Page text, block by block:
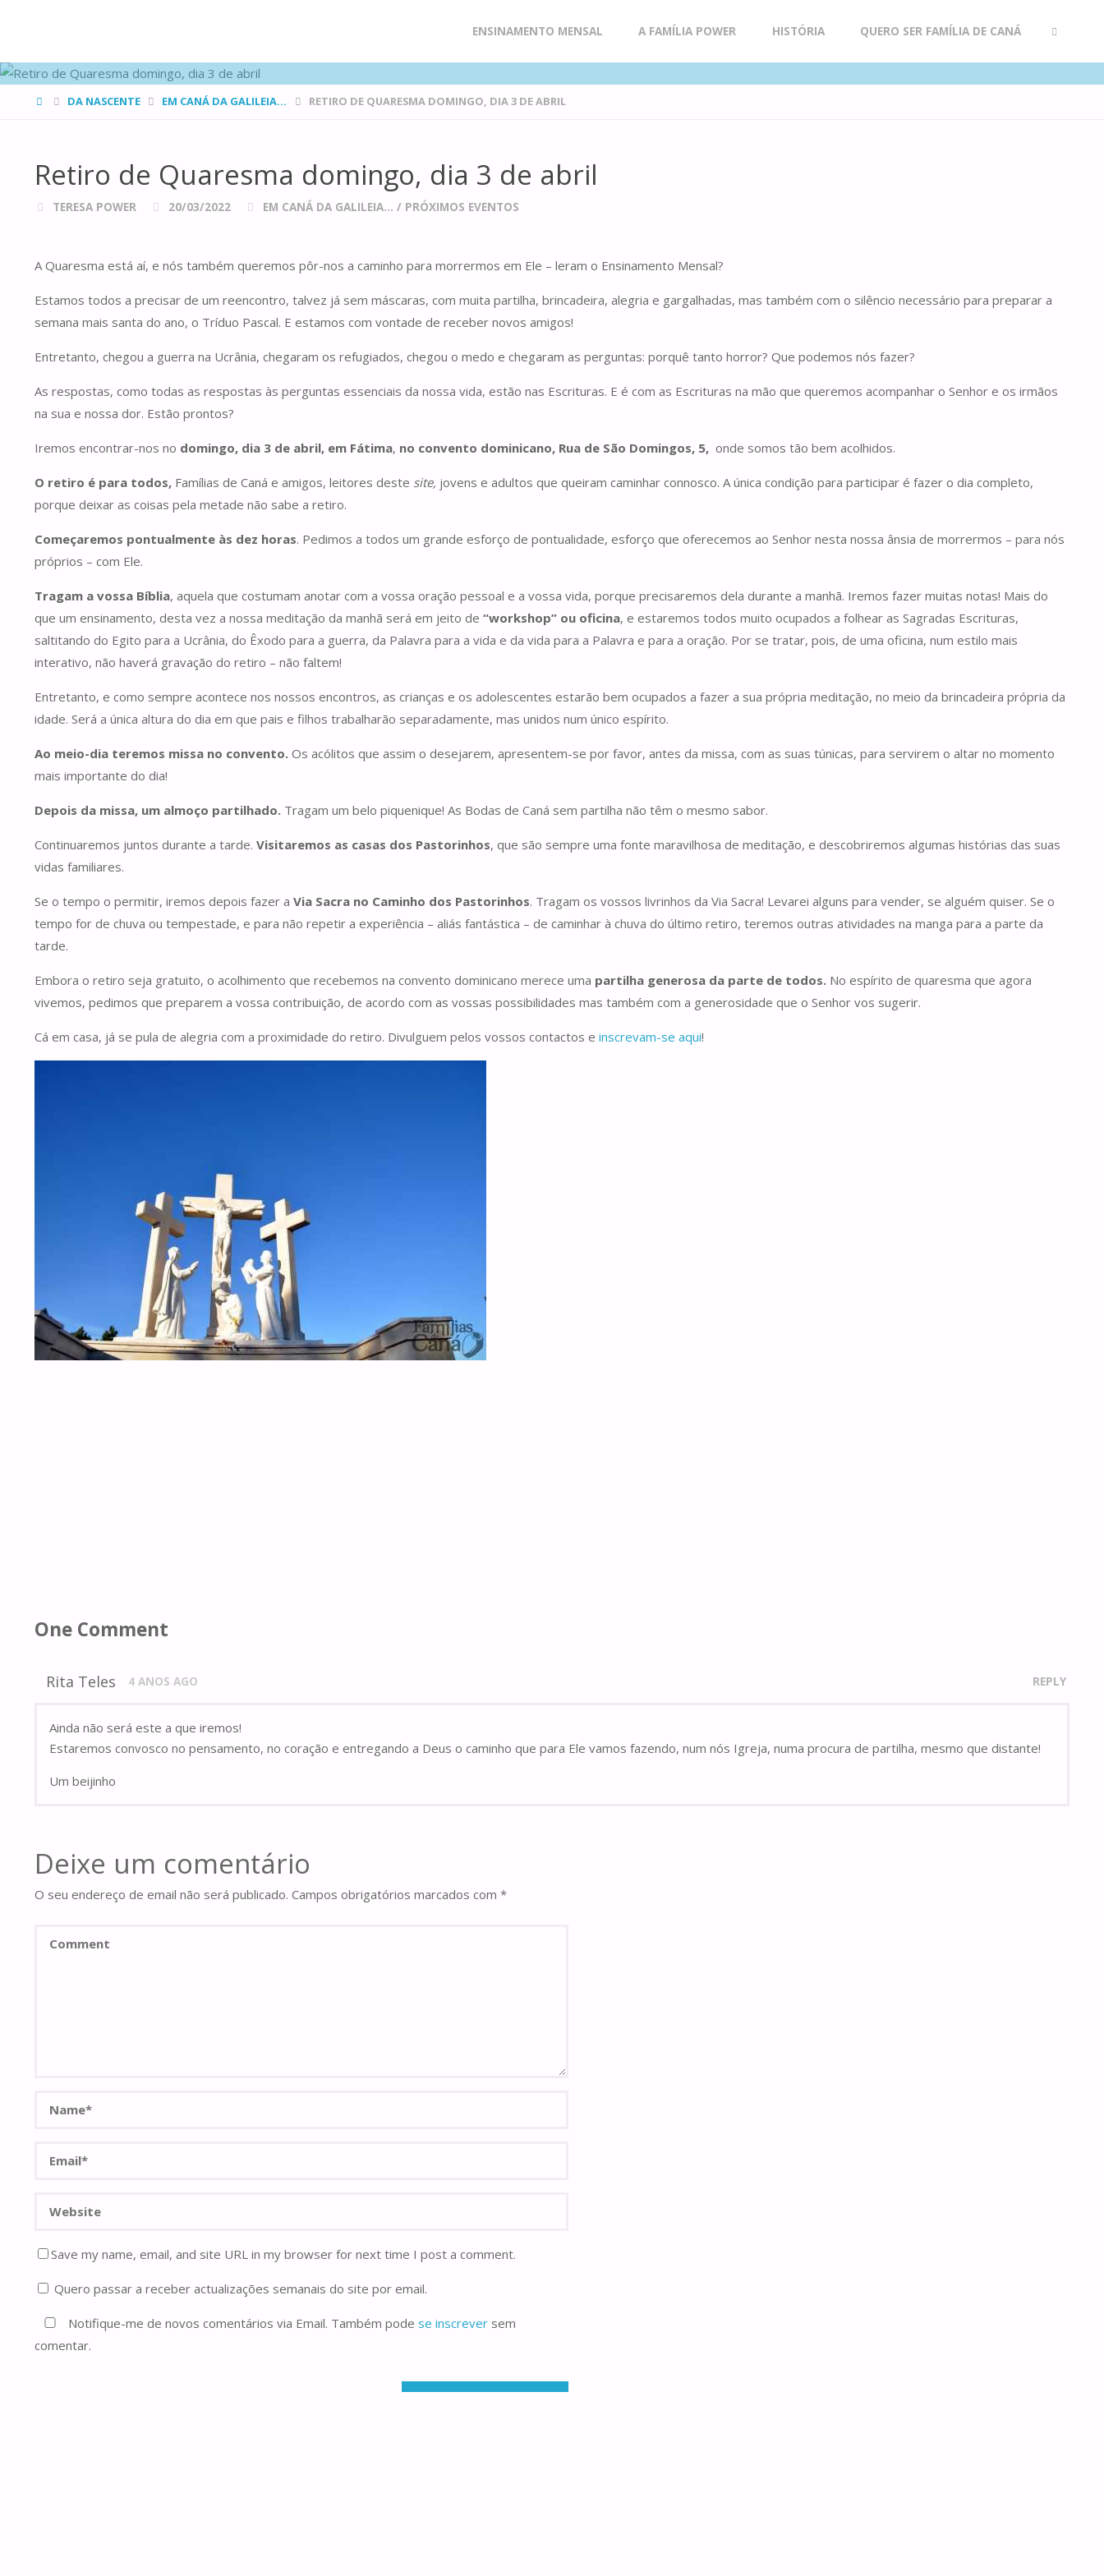
to
content
ENSINAMENTO MENSAL A FAMÍLIA POWER HISTÓRIA QUERO SER FAMÍLIA DE CANÁ
HOMEDA NASCENTE EM CANÁ DA GALILEIA... RETIRO DE QUARESMA DOMINGO, DIA 3 DE ABRIL
Retiro de Quaresma domingo, dia 3 de abril
TERESA POWER 20/03/2022 EM CANÁ DA GALILEIA... / PRÓXIMOS EVENTOS
A Quaresma está aí, e nós também queremos pôr-nos a caminho para morrermos em Ele – leram o Ensinamento Mensal?
Estamos todos a precisar de um reencontro, talvez já sem máscaras, com muita partilha, brincadeira, alegria e gargalhadas, mas também com o silêncio necessário para preparar a
semana mais santa do ano, o Tríduo Pascal. E estamos com vontade de receber novos amigos!
Entretanto, chegou a guerra na Ucrânia, chegaram os refugiados, chegou o medo e chegaram as perguntas: porquê tanto horror? Que podemos nós fazer?
As respostas, como todas as respostas às perguntas essenciais da nossa vida, estão nas Escrituras. E é com as Escrituras na mão que queremos acompanhar o Senhor e os irmãos
na sua e nossa dor. Estão prontos?
Iremos encontrar-nos no domingo, dia 3 de abril, em Fátima, no convento dominicano, Rua de São Domingos, 5, onde somos tão bem acolhidos.
O retiro é para todos, Famílias de Caná e amigos, leitores deste site, jovens e adultos que queiram caminhar connosco. A única condição para participar é fazer o dia completo,
porque deixar as coisas pela metade não sabe a retiro.
Começaremos pontualmente às dez horas. Pedimos a todos um grande esforço de pontualidade, esforço que oferecemos ao Senhor nesta nossa ânsia de morrermos – para nós
próprios – com Ele.
Tragam a vossa Bíblia, aquela que costumam anotar com a vossa oração pessoal e a vossa vida, porque precisaremos dela durante a manhã. Iremos fazer muitas notas! Mais do
que um ensinamento, desta vez a nossa meditação da manhã será em jeito de “workshop” ou oficina, e estaremos todos muito ocupados a folhear as Sagradas Escrituras,
saltitando do Egito para a Ucrânia, do Êxodo para a guerra, da Palavra para a vida e da vida para a Palavra e para a oração. Por se tratar, pois, de uma oficina, num estilo mais
interativo, não haverá gravação do retiro – não faltem!
Entretanto, e como sempre acontece nos nossos encontros, as crianças e os adolescentes estarão bem ocupados a fazer a sua própria meditação, no meio da brincadeira própria da
idade. Será a única altura do dia em que pais e filhos trabalharão separadamente, mas unidos num único espírito.
Ao meio-dia teremos missa no convento. Os acólitos que assim o desejarem, apresentem-se por favor, antes da missa, com as suas túnicas, para servirem o altar no momento
mais importante do dia!
Depois da missa, um almoço partilhado. Tragam um belo piquenique! As Bodas de Caná sem partilha não têm o mesmo sabor.
Continuaremos juntos durante a tarde. Visitaremos as casas dos Pastorinhos, que são sempre uma fonte maravilhosa de meditação, e descobriremos algumas histórias das suas
vidas familiares.
Se o tempo o permitir, iremos depois fazer a Via Sacra no Caminho dos Pastorinhos. Tragam os vossos livrinhos da Via Sacra! Levarei alguns para vender, se alguém quiser. Se o
tempo for de chuva ou tempestade, e para não repetir a experiência – aliás fantástica – de caminhar à chuva do último retiro, teremos outras atividades na manga para a parte da
tarde.
Embora o retiro seja gratuito, o acolhimento que recebemos na convento dominicano merece uma partilha generosa da parte de todos. No espírito de quaresma que agora
vivemos, pedimos que preparem a vossa contribuição, de acordo com as vossas possibilidades mas também com a generosidade que o Senhor vos sugerir.
Cá em casa, já se pula de alegria com a proximidade do retiro. Divulguem pelos vossos contactos e inscrevam-se aqui!
One Comment
Rita Teles 4 ANOS AGO REPLY
Ainda não será este a que iremos!
Estaremos convosco no pensamento, no coração e entregando a Deus o caminho que para Ele vamos fazendo, num nós Igreja, numa procura de partilha, mesmo que distante!
Um beijinho
Deixe um comentário
O seu endereço de email não será publicado. Campos obrigatórios marcados com *
Save my name, email, and site URL in my browser for next time I post a comment.
Quero passar a receber actualizações semanais do site por email.
Notifique-me de novos comentários via Email. Também pode se inscrever sem
comentar.